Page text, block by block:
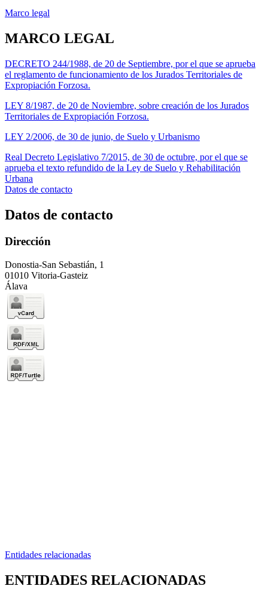
Marco legal
MARCO LEGAL
DECRETO 244/1988, de 20 de Septiembre, por el que se aprueba
el reglamento de funcionamiento de los Jurados Territoriales de
Expropiación Forzosa.
LEY 8/1987, de 20 de Noviembre, sobre creación de los Jurados
Territoriales de Expropiación Forzosa.
LEY 2/2006, de 30 de junio, de Suelo y Urbanismo
Real Decreto Legislativo 7/2015, de 30 de octubre, por el que se
aprueba el texto refundido de la Ley de Suelo y Rehabilitación
Urbana
Datos de contacto
Datos de contacto
Dirección
Donostia-San Sebastián, 1
01010 Vitoria-Gasteiz
Álava
Entidades relacionadas
ENTIDADES RELACIONADAS